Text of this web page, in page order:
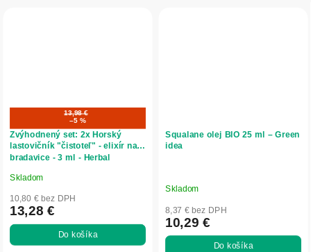
13,98 €
–5 %
Zvýhodnený set: 2x Horský
lastovičník "čistoteľ" - elixír na
bradavice - 3 ml - Herbal
Priemerné
hodnotenie
produktu
je
Skladom
10,80 € bez DPH
13,28 €
Do košíka
Squalane olej BIO 25 ml – Green
idea
Skladom
8,37 € bez DPH
10,29 €
Do košíka